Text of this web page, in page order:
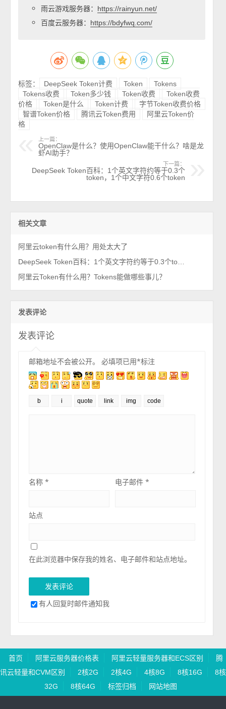
雨云游戏服务器： https://rainyun.net/
百度云服务器： https://bdyfwq.com/
标签： DeepSeek Token计费 Token
Tokens
Tokens收费
Token多少钱 Token收费
Token收费
价格
Token是什么 Token计费
字节Token收费价格
智谱Token价格
腾讯云Token费用
阿里云Token价
格
上一篇：
OpenClaw是什么？使用OpenClaw能干什么？啥是龙
虾AI助手？
下一篇：
DeepSeek Token百科：1个英文字符约等于0.3个
token，1个中文字符0.6个token
相关文章
阿里云token有什么用？用处太大了
DeepSeek Token百科：1个英文字符约等于0.3个token，1个中文字符0.6个token
阿里云Token有什么用？Tokens能做哪些事儿？
发表评论
发表评论
邮箱地址不会被公开。 必填项已用*标注
名称* 电子邮件*
站点
在此浏览器中保存我的姓名、电子邮件和站点地址。
有人回复时邮件通知我
首页 阿里云服务器价格表 阿里云轻量服务器和ECS区别
腾
讯云轻量和CVM区别
2核2G 2核4G 4核8G 8核16G
8核
32G
8核64G 标签归档 网站地图